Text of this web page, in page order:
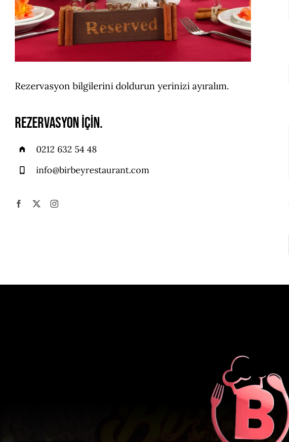
Rezervasyon bilgilerini doldurun yerinizi ayıralım.
Rezervasyon için.
0212 632 54 48
info@birbeyrestaurant.com